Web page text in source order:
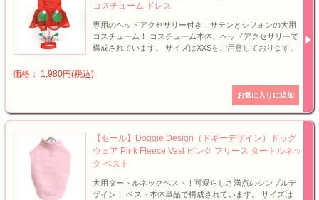
コスチューム ドレス
専用のヘッドアクセサリー付き！サテンとシフォンの犬用
コスチューム！ コスチューム本体、ヘッドアクセサリーで
構成されています。 サイズはXXSをご用意しております。
価格： 1,980円(税込)
【セール】Doggie Design（ドギーデザイン）ドッグ
ウェア Pink Fleece Vest ピンク フリース タートルネッ
ク ベスト
犬用タートルネックベスト！可愛らしさ満点のシンプルデ
ザイン！ ベスト本体単品で構成されています。 サイズは